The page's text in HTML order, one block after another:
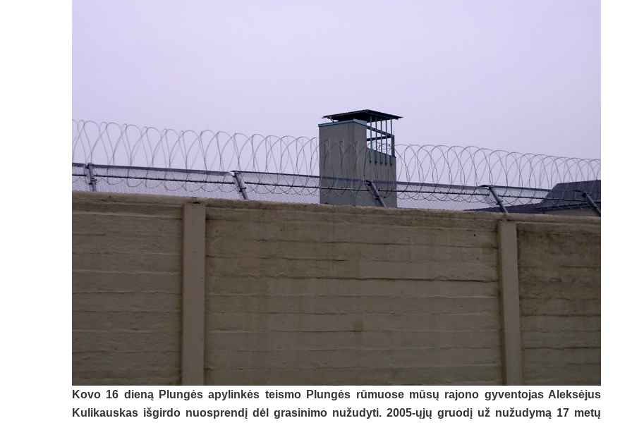
Kovo 16 dieną Plungės apylinkės teismo Plungės rūmuose mūsų rajono gyventojas Aleksėjus
Kulikauskas išgirdo nuosprendį dėl grasinimo nužudyti. 2005-ųjų gruodį už nužudymą 17 metų